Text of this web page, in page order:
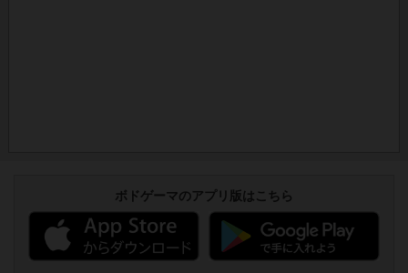
ボドゲーマのアプリ版はこちら